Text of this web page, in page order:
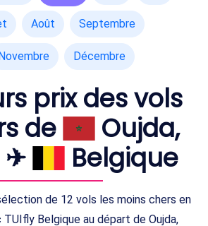
Août Septembre
Décembre
prix des vols
de
Oujda,
✈
Belgique
de 12 vols les moins chers en
Belgique au départ de Oujda,